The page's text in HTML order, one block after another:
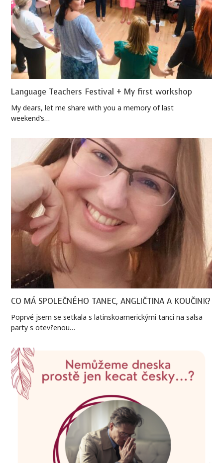
Language Teachers Festival + My first workshop
My dears, let me share with you a memory of last
weekend’s…
CO MÁ SPOLEČNÉHO TANEC, ANGLIČTINA A KOUČINK?
Poprvé jsem se setkala s latinskoamerickými tanci na salsa
party s otevřenou…